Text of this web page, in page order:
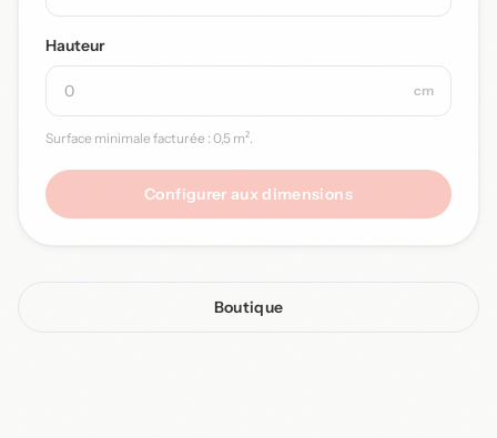
Hauteur
cm
Surface minimale facturée : 0,5 m².
Configurer aux dimensions
Boutique